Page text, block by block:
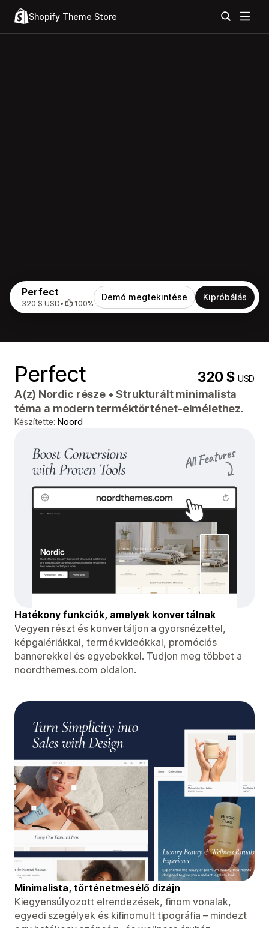
Shopify Theme Store
Perfect
320 $ USD• 100%
Demó megtekintése Kipróbálás
Perfect 320 $USD
A(z) Nordic része • Strukturált minimalista
téma a modern terméktörténet-elmélethez.
Készítette: Noord
Hatékony funkciók, amelyek konvertálnak
Vegyen részt és konvertáljon a gyorsnézettel,
képgalériákkal, termékvideókkal, promóciós
bannerekkel és egyebekkel. Tudjon meg többet a
noordthemes.com oldalon.
Minimalista, történetmesélő dizájn
Kiegyensúlyozott elrendezések, finom vonalak,
egyedi szegélyek és kifinomult tipográfia – mindezt